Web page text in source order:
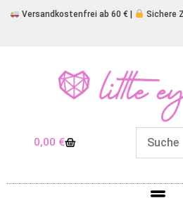
Versandkostenfrei ab 60 € | Sichere
0,00 €